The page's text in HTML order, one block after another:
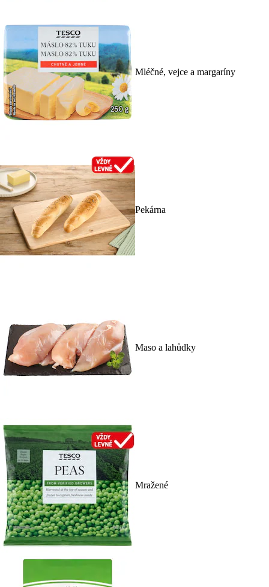
Mléčné, vejce a margaríny
Pekárna
Maso a lahůdky
Mražené